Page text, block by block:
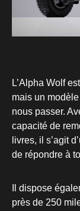
L’Alpha Wolf
mais un
nous passer.
capacité de
livres, il s’agit
de répondre à
Il dispose
près de 250